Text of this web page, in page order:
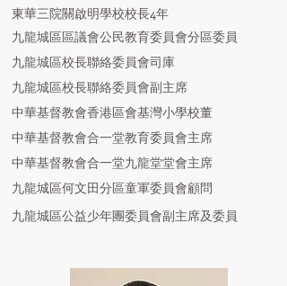
東華三院關啟明學校校長4年
九龍城區區議會公民教育委員會分區委員
九龍城區校長聯絡委員會司庫
九龍城區校長聯絡委員會副主席
中華基督教會香港區會基灣小學校董
中華基督教會合一堂教育委員會主席
中華基督教會合一堂九龍堂堂會主席
九龍城區何文田分區童軍委員會顧問
九龍城區公益少年團委員會副主席及委員